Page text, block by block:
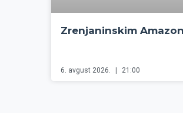
Zrenjaninskim
6. avgust 2026. 21:00